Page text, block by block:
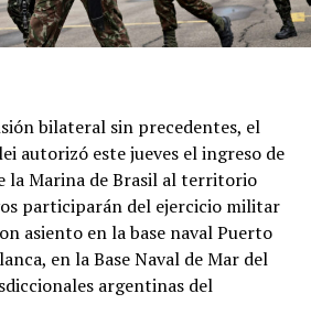
bilateral sin precedentes, el
autorizó este jueves el ingreso de
la Marina de Brasil al territorio
participarán del ejercicio militar
asiento en la base naval Puerto
en la Base Naval de Mar del
argentinas del